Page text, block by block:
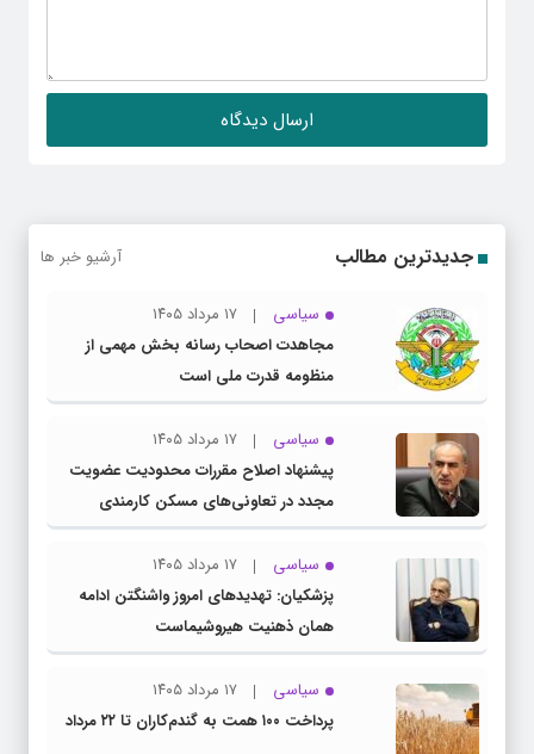
جدیدترین مطالب آرشیو خبر ها
سیاسی
۱۷ مرداد ۱۴۰۵
مجاهدت اصحاب رسانه بخش مهمی از
منظومه قدرت ملی است
سیاسی
۱۷ مرداد ۱۴۰۵
پیشنهاد اصلاح مقررات محدودیت عضویت
مجدد در تعاونی‌های مسکن کارمندی
سیاسی
۱۷ مرداد ۱۴۰۵
پزشکیان: تهدیدهای امروز واشنگتن ادامه
همان ذهنیت هیروشیماست
سیاسی
۱۷ مرداد ۱۴۰۵
پرداخت ۱۰۰ همت به گندم‌کاران تا ۲۲ مرداد